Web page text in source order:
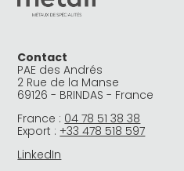
Contact
PAE des Andrés
2 Rue de la Manse
69126 - BRINDAS - France
France : 04 78 51 38 38
Export : +33 478 518 597
LinkedIn